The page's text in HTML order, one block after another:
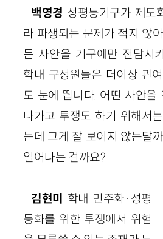
백영경 성평등기구가 제도
라 파생되는 문제가 적지 않
든 사안을 기구에만 전담시
학내 구성원들은 더이상 관
도 눈에 띕니다. 어떤 사안을
나가고 투쟁도 하기 위해서
는데 그게 잘 보이지 않는달
일어나는 걸까요?
김현미
학내 민주화·성평
등화를 위한 투쟁에서 위험